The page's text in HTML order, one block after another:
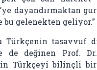
dayandırmaktan
bu gelenekten geliyor.”
Türkçenin tasavvuf
de değinen Prof.
Türkçeyi bilinçli